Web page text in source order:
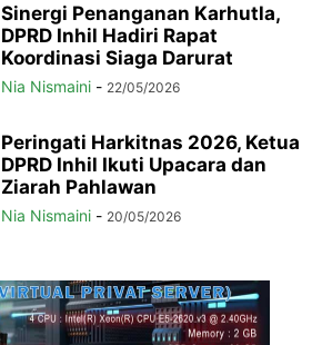
Sinergi Penanganan Karhutla,
DPRD Inhil Hadiri Rapat
Koordinasi Siaga Darurat
Nia Nismaini - 22/05/2026
Peringati Harkitnas 2026, Ketua
DPRD Inhil Ikuti Upacara dan
Ziarah Pahlawan
Nia Nismaini - 20/05/2026